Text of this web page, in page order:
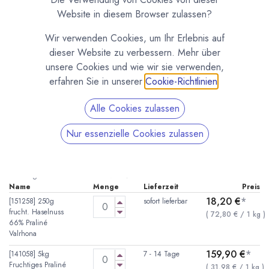
Fruchtiges Haselnuss 66% Praliné von Valrhona
(0 Rezension)
Fruchtiges Haselnuss Praliné von Valrhona mit 66 % Fruchtanteil.
Name Menge Lieferzeit
Preis
[151258] 250g
frucht. Haselnuss
66% Praliné
Valrhona
sofort lieferbar 18,20 €*
(72,80 € /1 kg )
[141058] 5kg
Fruchtiges Praliné
7 - 14 Tage 159,90 €*
Website in diesem Browser zulassen?
Wir verwenden Cookies, um Ihr Erlebnis auf
dieser Website zu verbessern. Mehr über
unsere Cookies und wie wir sie verwenden,
erfahren Sie in unserer Cookie-Richtlinien
Alle Cookies zulassen
Nur essenzielle Cookies zulassen